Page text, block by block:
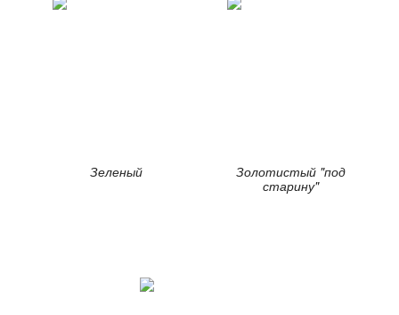
Зеленый
Золотистый "под
старину"